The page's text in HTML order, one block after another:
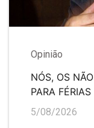
Opinião
NÓS, OS
PARA
5/08/2026